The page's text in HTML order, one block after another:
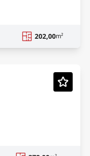
202,00m²
Pré-lançamento